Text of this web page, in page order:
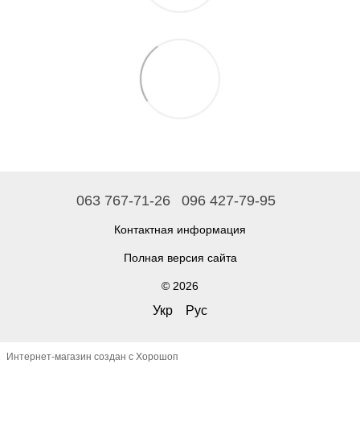
063 767-71-26 096 427-79-95
Контактная информация
Полная версия сайта
© 2026
Укр Рус
Интернет-магазин создан с Хорошоп